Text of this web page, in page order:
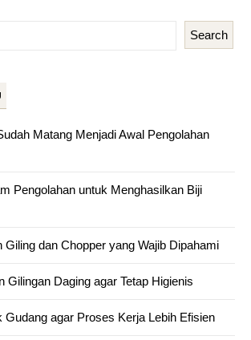
Search
Matang Menjadi Awal Pengolahan
Pengolahan untuk Menghasilkan Biji
Giling dan Chopper yang Wajib Dipahami
Gilingan Daging agar Tetap Higienis
Gudang agar Proses Kerja Lebih Efisien